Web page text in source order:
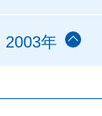
2003年